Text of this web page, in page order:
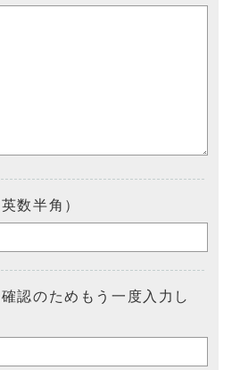
数半角）
認のためもう一度入力し